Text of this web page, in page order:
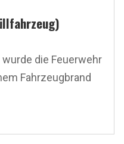
die Feuerwehr
Fahrzeugbrand